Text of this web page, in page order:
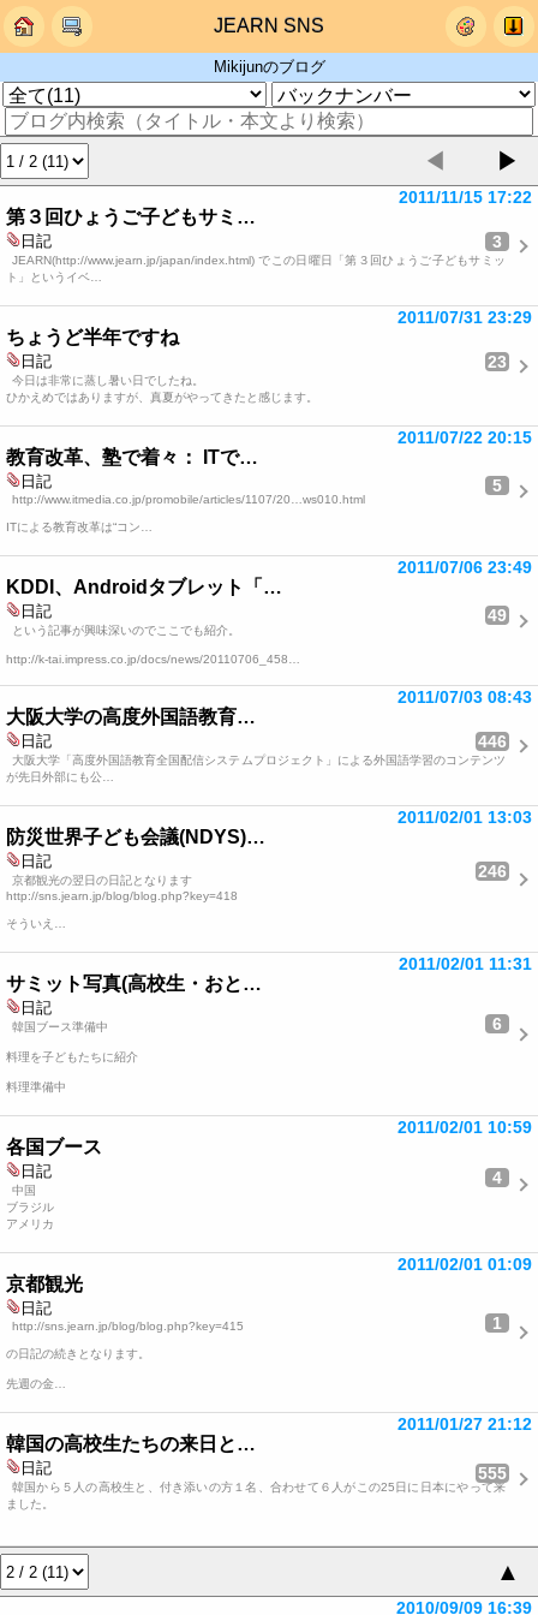
JEARN SNS
Mikijunのブログ
◀ ▶
第３回ひょうご子どもサミ…
2011/11/15 17:22
日記 3
JEARN(http://www.jearn.jp/japan/index.html) でこの日曜日「第３回ひょうご子どもサミッ
ト」というイベ…
ちょうど半年ですね
2011/07/31 23:29
日記 23
今日は非常に蒸し暑い日でしたね。
ひかえめではありますが、真夏がやってきたと感じます。
教育改革、塾で着々： ITで…
2011/07/22 20:15
日記 5
http://www.itmedia.co.jp/promobile/articles/1107/20…ws010.html
ITによる教育改革は“コン…
KDDI、Androidタブレット「…
2011/07/06 23:49
日記 49
という記事が興味深いのでここでも紹介。
http://k-tai.impress.co.jp/docs/news/20110706_458…
大阪大学の高度外国語教育…
2011/07/03 08:43
日記 446
大阪大学「高度外国語教育全国配信システムプロジェクト」による外国語学習のコンテンツ
が先日外部にも公…
防災世界子ども会議(NDYS)…
2011/02/01 13:03
日記
246
京都観光の翌日の日記となります
http://sns.jearn.jp/blog/blog.php?key=418
そういえ…
サミット写真(高校生・おと…
2011/02/01 11:31
日記
6
韓国ブース準備中
料理を子どもたちに紹介
料理準備中
各国ブース
2011/02/01 10:59
日記 4
中国
ブラジル
アメリカ
京都観光
2011/02/01 01:09
日記
1
http://sns.jearn.jp/blog/blog.php?key=415
の日記の続きとなります。
先週の金…
韓国の高校生たちの来日と…
2011/01/27 21:12
日記 555
韓国から５人の高校生と、付き添いの方１名、合わせて６人がこの25日に日本にやって来
ました。
▲
2010/09/09 16:39